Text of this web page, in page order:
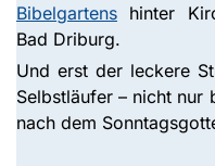
Bibelgartens hinter
Bad Driburg.
Und erst der leckere
Selbstläufer – nicht nur
nach dem